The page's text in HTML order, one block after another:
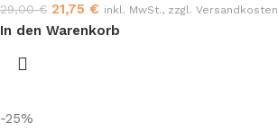
29,00€ 21,75 € inkl. MwSt., zzgl. Versandkosten
In den Warenkorb
-25%